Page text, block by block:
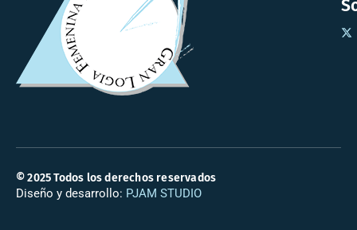
© 2025 Todos los derechos reservados
Diseño y desarrollo: PJAM STUDIO